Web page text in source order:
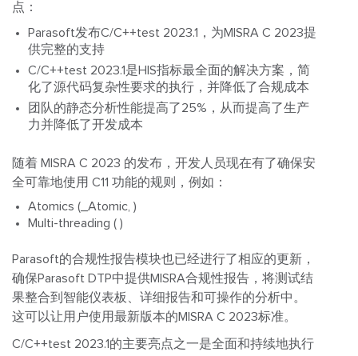
点：
Parasoft发布C/C++test 2023.1，为MISRA C 2023提
供完整的支持
C/C++test 2023.1是HIS指标最全面的解决方案，简
化了源代码复杂性要求的执行，并降低了合规成本
团队的静态分析性能提高了25%，从而提高了生产
力并降低了开发成本
随着 MISRA C 2023 的发布，开发人员现在有了确保安
全可靠地使用 C11 功能的规则，例如：
Atomics (_Atomic, )
Multi-threading ( )
Parasoft的合规性报告模块也已经进行了相应的更新，
确保Parasoft DTP中提供MISRA合规性报告，将测试结
果整合到智能仪表板、详细报告和可操作的分析中。
这可以让用户使用最新版本的MISRA C 2023标准。
C/C++test 2023.1的主要亮点之一是全面和持续地执行